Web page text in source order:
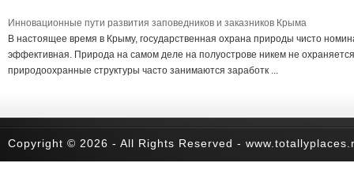
Инновационные пути развития заповедников и заказников Крыма
В настоящее время в Крыму, государственная охрана природы чисто
эффективная. Природа на самом деле на полуострове никем не
природоохранные структуры часто занимаются заработк ...
Copyright © 2026 - All Rights Reserved -